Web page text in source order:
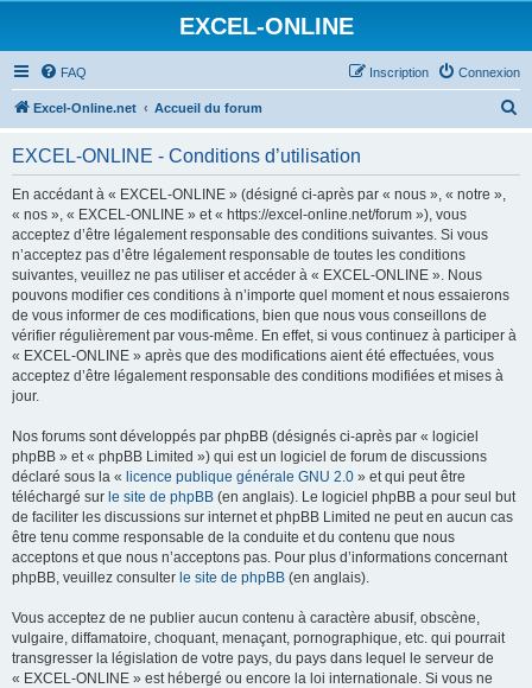
EXCEL-ONLINE
FAQ Connexion
Inscription
Excel-Online.net Accueil du forum
EXCEL-ONLINE - Conditions d’utilisation
En accédant à « EXCEL-ONLINE » (désigné ci-après par « nous », « notre »,
« nos », « EXCEL-ONLINE » et « https://excel-online.net/forum »), vous
acceptez d’être légalement responsable des conditions suivantes. Si vous
n’acceptez pas d’être légalement responsable de toutes les conditions
suivantes, veuillez ne pas utiliser et accéder à « EXCEL-ONLINE ». Nous
pouvons modifier ces conditions à n’importe quel moment et nous essaierons
de vous informer de ces modifications, bien que nous vous conseillons de
vérifier régulièrement par vous-même. En effet, si vous continuez à participer à
« EXCEL-ONLINE » après que des modifications aient été effectuées, vous
acceptez d’être légalement responsable des conditions modifiées et mises à
jour.
Nos forums sont développés par phpBB (désignés ci-après par « logiciel
phpBB » et « phpBB Limited ») qui est un logiciel de forum de discussions
déclaré sous la « licence publique générale GNU 2.0 » et qui peut être
téléchargé sur le site de phpBB (en anglais). Le logiciel phpBB a pour seul but
de faciliter les discussions sur internet et phpBB Limited ne peut en aucun cas
être tenu comme responsable de la conduite et du contenu que nous
acceptons et que nous n’acceptons pas. Pour plus d’informations concernant
phpBB, veuillez consulter le site de phpBB (en anglais).
Vous acceptez de ne publier aucun contenu à caractère abusif, obscène,
vulgaire, diffamatoire, choquant, menaçant, pornographique, etc. qui pourrait
transgresser la législation de votre pays, du pays dans lequel le serveur de
« EXCEL-ONLINE » est hébergé ou encore la loi internationale. Si vous ne